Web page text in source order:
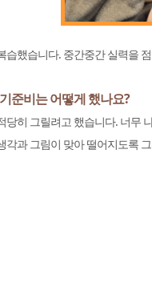
습했습니다. 중간중간 실력을
준비는 어떻게 했나요?
당히 그릴려고 했습니다. 너무
각과 그림이 맞아 떨어지도록